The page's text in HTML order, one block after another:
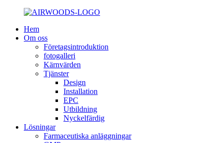
Hem
Om oss
Företagsintroduktion
fotogalleri
Kärnvärden
Tjänster
Design
Installation
EPC
Utbildning
Nyckelfärdig
Lösningar
Farmaceutiska anläggningar